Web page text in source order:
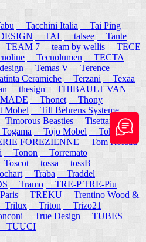
Tacchini Italia
Tai Ping
TAL talsee
Tante
TEAM 7 team by wellis
TECE
Tecnolumen
TECTA
Temas V
Terence
Ceramiche Terzani
Texaa
thesign
THIBAULT VAN
Thonet
Thony
Mobel
Till Behrens Systeme
Timorous Beasties
Tisettanta
Tojo Mobel
Token
FOREZIENNE
Tom Rossau
Tonon
Torremato
Toscot tossa
tossB
Traba
Traddel
Tramo
TRE-P TRE-Piu
TREKU
Trentino Wood &
Trilux Triton
Trizo21
True Design
TUBES
TUUCI